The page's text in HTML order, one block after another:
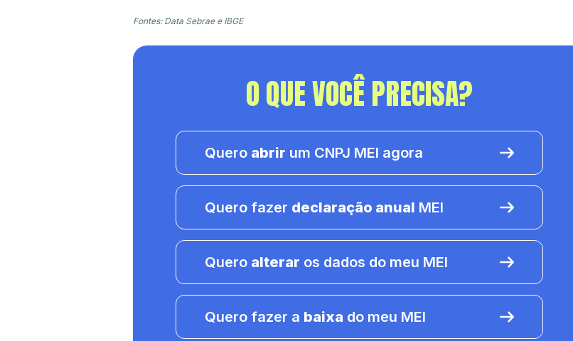
Fontes: Data Sebrae e IBGE
O QUE VOCÊ PRECISA?
Quero abrir um CNPJ MEI agora
Quero fazer declaração anual MEI
Quero alterar os dados do meu MEI
Quero fazer a baixa do meu MEI